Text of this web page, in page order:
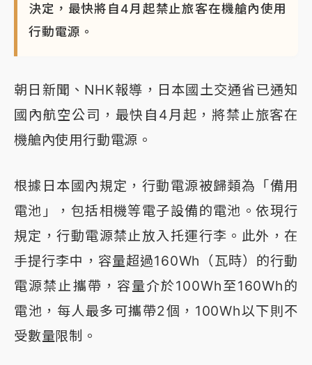
決定，最快將自4月起禁止旅客在機艙內使用
行動電源。
朝日新聞、NHK報導，日本國土交通省已通知
國內航空公司，最快自4月起，將禁止旅客在
機艙內使用行動電源。
根據日本國內規定，行動電源被歸類為「備用
電池」，包括相機等電子設備的電池。依現行
規定，行動電源禁止放入托運行李。此外，在
手提行李中，容量超過160Wh（瓦時）的行動
電源禁止攜帶，容量介於100Wh至160Wh的
電池，每人最多可攜帶2個，100Wh以下則不
受數量限制。